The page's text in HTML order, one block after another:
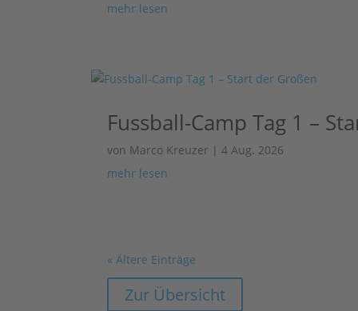
mehr lesen
Fussball-Camp Tag 1 –
von Marco Kreuzer |4 Aug. 2026
mehr lesen
« Ältere Einträge
Zur Übersicht